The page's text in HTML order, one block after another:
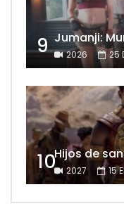
9 Jumanji:
2026 25
10Hijos de
2027 15